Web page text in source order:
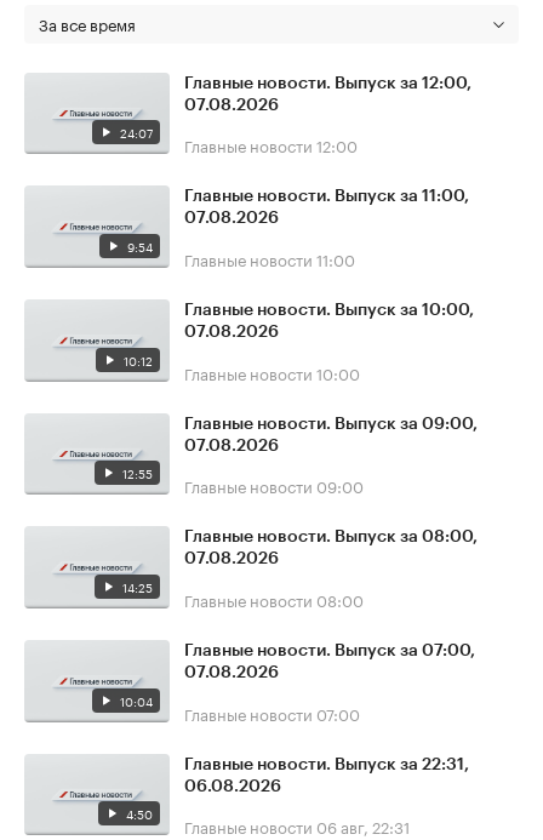
За все время
24:07
Главные новости. Выпуск за 12:00,
07.08.2026
Главные новости 12:00
9:54
Главные новости. Выпуск за 11:00,
07.08.2026
Главные новости 11:00
10:12
Главные новости. Выпуск за 10:00,
07.08.2026
Главные новости 10:00
12:55
Главные новости. Выпуск за 09:00,
07.08.2026
Главные новости 09:00
14:25
Главные новости. Выпуск за 08:00,
07.08.2026
Главные новости 08:00
10:04
Главные новости. Выпуск за 07:00,
07.08.2026
Главные новости 07:00
4:50
Главные новости. Выпуск за 22:31,
06.08.2026
Главные новости 06 авг, 22:31